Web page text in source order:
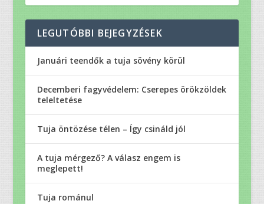
LEGUTÓBBI BEJEGYZÉSEK
Januári teendők a tuja sövény körül
Decemberi fagyvédelem: Cserepes örökzöldek
teleltetése
Tuja öntözése télen – Így csináld jól
A tuja mérgező? A válasz engem is
meglepett!
Tuja románul